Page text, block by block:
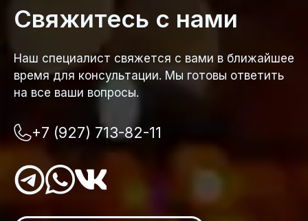
Свяжитесь с нами
Наш специалист свяжется с вами в ближайшее
время для консультации. Мы готовы ответить
на все ваши вопросы.
+7 (927) 713-82-11